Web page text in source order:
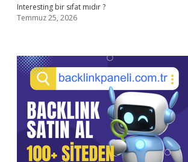
Interesting bir sıfat mıdır ?
Temmuz 25, 2026